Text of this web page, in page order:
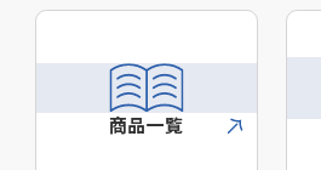
商品一覧